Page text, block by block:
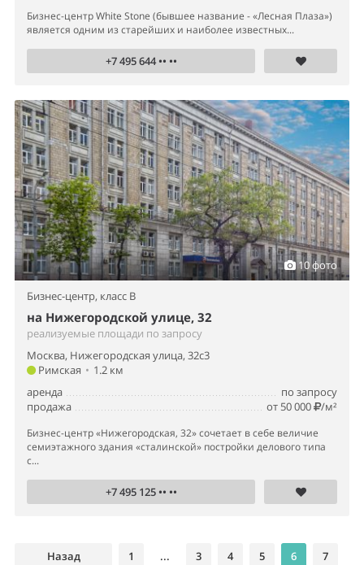
Бизнес-центр White Stone (бывшее название - «Лесная Плаза»)
является одним из старейших и наиболее известных...
+7 495 644 •• ••
10 фото
Бизнес-центр, класс B
на Нижегородской улице, 32
реализуемые площади по запросу
Москва, Нижегородская улица, 32с3
Римская • 1.2 км
по запросу
аренда
от 50 000
/м²
продажа
Бизнес-центр «Нижегородская, 32» сочетает в себе величие
семиэтажного здания «сталинской» постройки делового типа
с...
+7 495 125 •• ••
Назад 1 ... 3 4 5 6 7